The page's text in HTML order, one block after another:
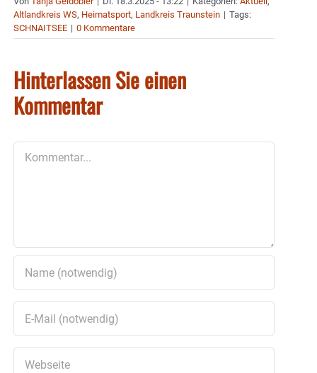
Altlandkreis WS, Heimatsport, Landkreis Traunstein | Tags:
SCHNAITSEE | 0 Kommentare
Hinterlassen Sie einen
Kommentar